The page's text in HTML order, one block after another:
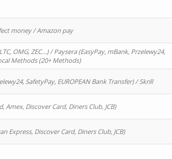
money / Amazon pay
OMG, ZEC…) / Paysera (EasyPay, mBank, Przelewy24,
Methods (20+ Methods)
SafetyPay, EUROPEAN Bank Transfer) / Skrill
Discover Card, Diners Club, JCB)
Express, Discover Card, Diners Club, JCB)